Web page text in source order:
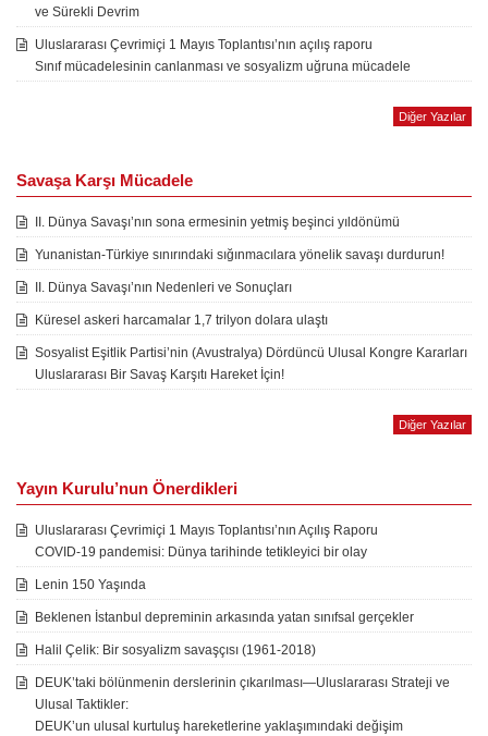
ve Sürekli Devrim
Uluslararası Çevrimiçi 1 Mayıs Toplantısı’nın açılış raporu
Sınıf mücadelesinin canlanması ve sosyalizm uğruna mücadele
Diğer Yazılar
Savaşa Karşı Mücadele
II. Dünya Savaşı’nın sona ermesinin yetmiş beşinci yıldönümü
Yunanistan-Türkiye sınırındaki sığınmacılara yönelik savaşı durdurun!
II. Dünya Savaşı’nın Nedenleri ve Sonuçları
Küresel askeri harcamalar 1,7 trilyon dolara ulaştı
Sosyalist Eşitlik Partisi’nin (Avustralya) Dördüncü Ulusal Kongre Kararları
Uluslararası Bir Savaş Karşıtı Hareket İçin!
Diğer Yazılar
Yayın Kurulu’nun Önerdikleri
Uluslararası Çevrimiçi 1 Mayıs Toplantısı’nın Açılış Raporu
COVID-19 pandemisi: Dünya tarihinde tetikleyici bir olay
Lenin 150 Yaşında
Beklenen İstanbul depreminin arkasında yatan sınıfsal gerçekler
Halil Çelik: Bir sosyalizm savaşçısı (1961-2018)
DEUK’taki bölünmenin derslerinin çıkarılması—Uluslararası Strateji ve
Ulusal Taktikler:
DEUK’un ulusal kurtuluş hareketlerine yaklaşımındaki değişim